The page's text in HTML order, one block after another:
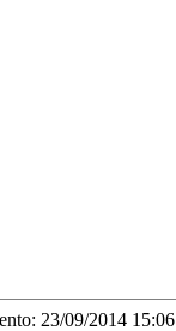
23/09/2014 15:06